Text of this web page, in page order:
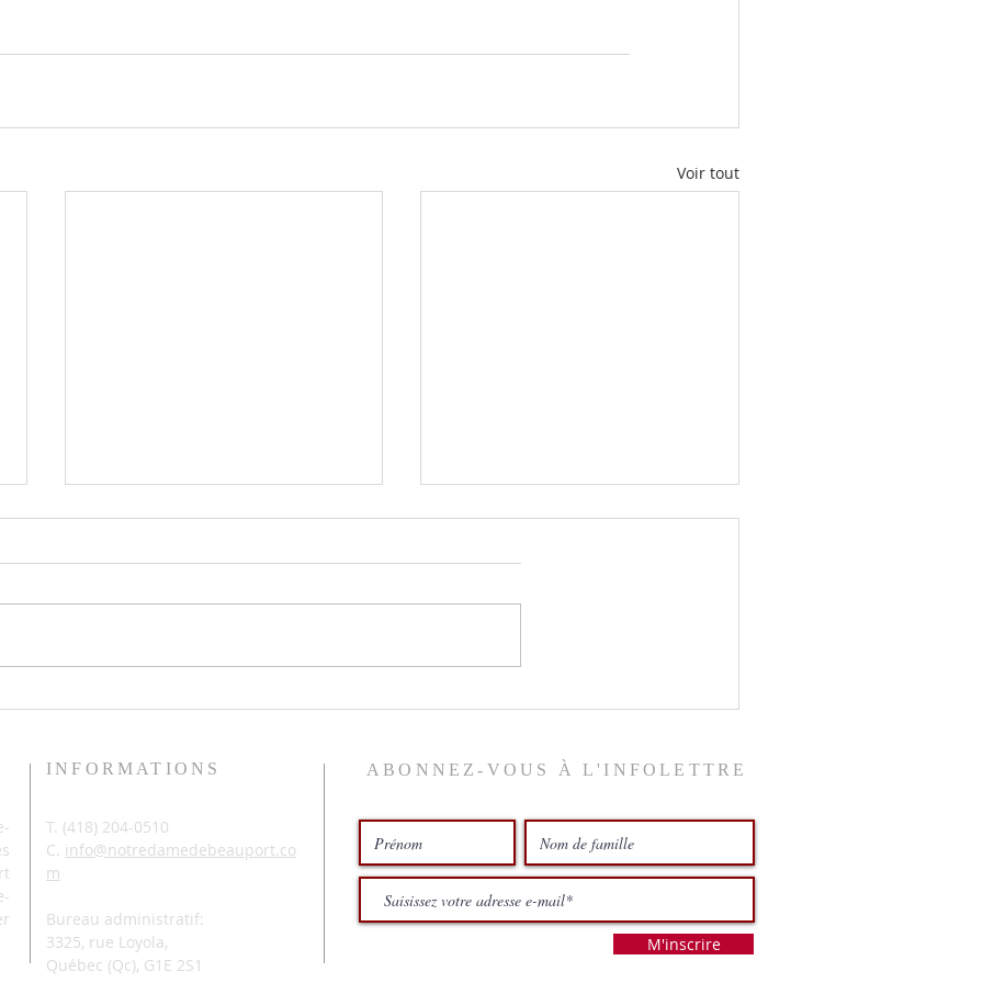
Voir tout
INFORMATIONS
T. (418) 204-0510
C. info@notredamedebeauport.co
m
Bureau administratif:
3325, rue Loyola,
Québec (Qc), G1E 2S1
ABONNEZ-VOUS À L'INFOLETTRE
M'inscrire